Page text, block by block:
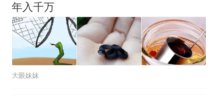
年入千万
大眼妹妹